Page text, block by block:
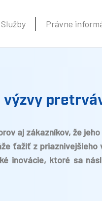
Služby Právne
aj zákazníkov, že
ťažiť z
inovácie, ktoré sa